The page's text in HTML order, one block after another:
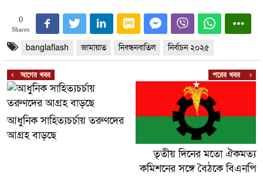
0
Shares
banglaflash জামায়াত নিবন্ধনবাতিল নির্বাচন ২০২৫
আগের খবর
আধুনিক সাহিত্যচর্চায় তরুণদের
আগ্রহ বাড়ছে
পরের খবর
তৃতীয় দিনের মতো ঐকমত্য
কমিশনের সঙ্গে বৈঠকে বিএনপি